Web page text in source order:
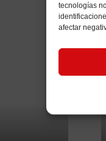
tecnologías
afectar